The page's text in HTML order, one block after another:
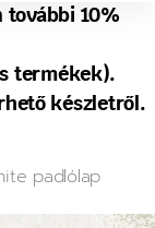
további 10%
termékek).
készletről.
padlólap